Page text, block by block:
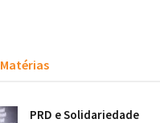
Matérias
PRD e Solidariedade